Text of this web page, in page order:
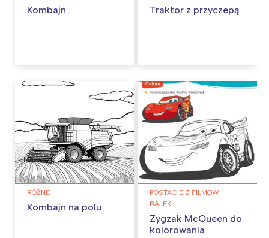
Kombajn Traktor z przyczepą
RÓŻNE
Kombajn na polu
POSTACIE Z FILMÓW I
BAJEK
Zygzak McQueen do
kolorowania